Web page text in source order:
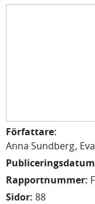
Författare:
Anna Sundberg Eva
Publiceringsdatum
Rapportnummer:
Sidor: 88